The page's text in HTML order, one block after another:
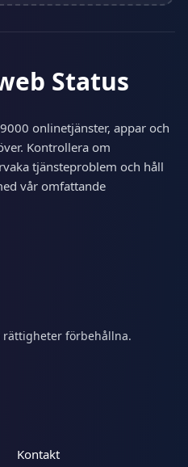
Status
onlinetjänster, appar och
Kontrollera om
tjänsteproblem och håll
vår omfattande
rättigheter förbehållna.
Kontakt